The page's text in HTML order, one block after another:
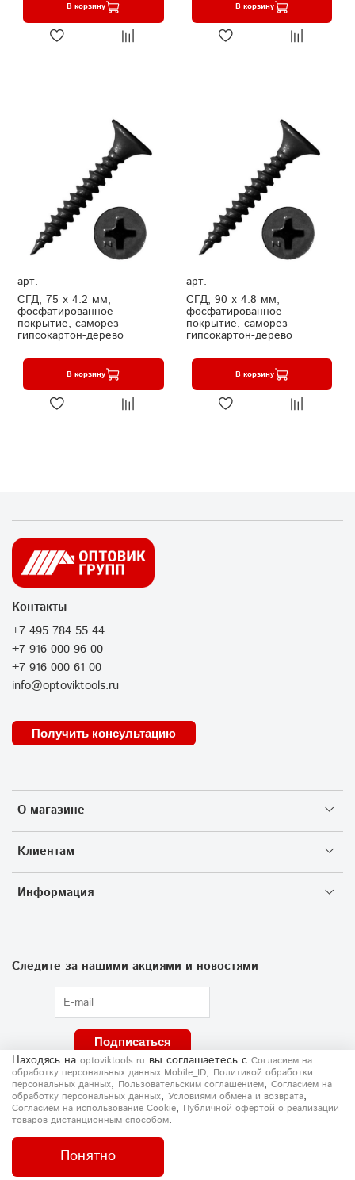
В корзину В корзину
арт.
СГД, 75 х 4.2 мм,
фосфатированное
покрытие, саморез
гипсокартон-дерево
В корзину
арт.
СГД, 90 х 4.8 мм,
фосфатированное
покрытие, саморез
гипсокартон-дерево
В корзину
О магазине
Клиентам
Информация
Контакты
+7 495 784 55 44
+7 916 000 96 00
+7 916 000 61 00
info@optoviktools.ru
Получить консультацию
Следите за нашими акциями и новостями
Подписаться
Находясь на optoviktools.ru вы соглашаетесь с Согласием на
обработку персональных данных Mobile_ID, Политикой обработки
персональных данных, Пользовательским соглашением, Согласием на
обработку персональных данных, Условиями обмена и возврата,
Согласием на использование Сookie, Публичной офертой о реализации
товаров дистанционным способом.
Понятно